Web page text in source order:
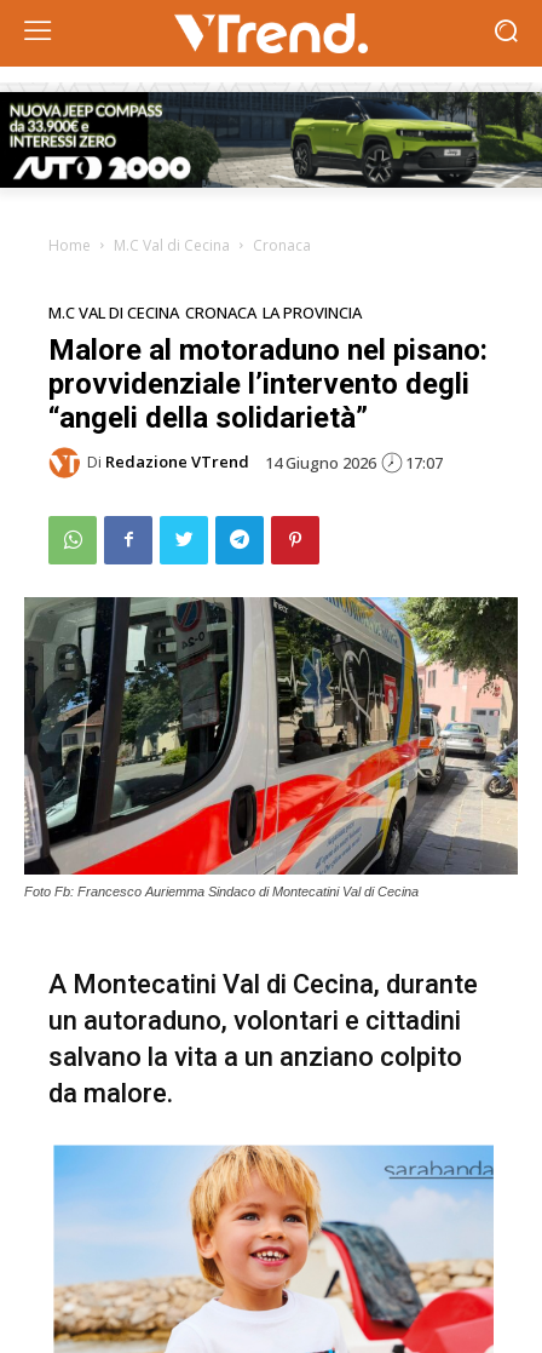
Home M.C Val di Cecina Cronaca
M.C VAL DI CECINA CRONACA LA PROVINCIA
Malore al motoraduno nel pisano:
provvidenziale l’intervento degli
“angeli della solidarietà”
Di Redazione VTrend 14 Giugno 2026 17:07
Foto Fb: Francesco Auriemma Sindaco di Montecatini Val di Cecina
A Montecatini Val di Cecina, durante
un autoraduno, volontari e cittadini
salvano la vita a un anziano colpito
da malore.